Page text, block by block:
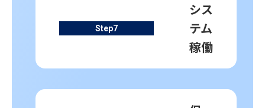
Step7
シス
テム
稼働